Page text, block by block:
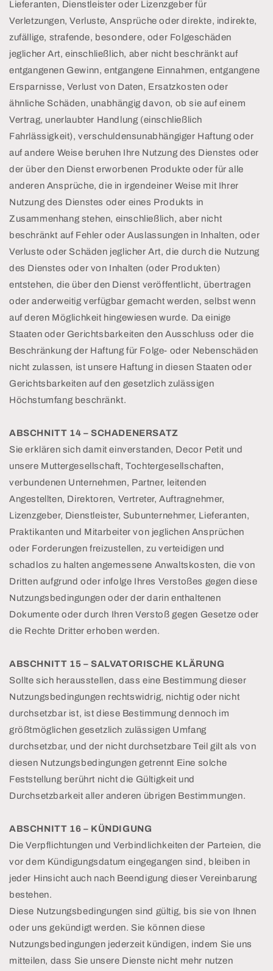
Lieferanten, Dienstleister oder Lizenzgeber für
Verletzungen, Verluste, Ansprüche oder direkte, indirekte,
zufällige, strafende, besondere, oder Folgeschäden
jeglicher Art, einschließlich, aber nicht beschränkt auf
entgangenen Gewinn, entgangene Einnahmen, entgangene
Ersparnisse, Verlust von Daten, Ersatzkosten oder
ähnliche Schäden, unabhängig davon, ob sie auf einem
Vertrag, unerlaubter Handlung (einschließlich
Fahrlässigkeit), verschuldensunabhängiger Haftung oder
auf andere Weise beruhen Ihre Nutzung des Dienstes oder
der über den Dienst erworbenen Produkte oder für alle
anderen Ansprüche, die in irgendeiner Weise mit Ihrer
Nutzung des Dienstes oder eines Produkts in
Zusammenhang stehen, einschließlich, aber nicht
beschränkt auf Fehler oder Auslassungen in Inhalten, oder
Verluste oder Schäden jeglicher Art, die durch die Nutzung
des Dienstes oder von Inhalten (oder Produkten)
entstehen, die über den Dienst veröffentlicht, übertragen
oder anderweitig verfügbar gemacht werden, selbst wenn
auf deren Möglichkeit hingewiesen wurde. Da einige
Staaten oder Gerichtsbarkeiten den Ausschluss oder die
Beschränkung der Haftung für Folge- oder Nebenschäden
nicht zulassen, ist unsere Haftung in diesen Staaten oder
Gerichtsbarkeiten auf den gesetzlich zulässigen
Höchstumfang beschränkt.
ABSCHNITT 14 – SCHADENERSATZ
Sie erklären sich damit einverstanden, Decor Petit und
unsere Muttergesellschaft, Tochtergesellschaften,
verbundenen Unternehmen, Partner, leitenden
Angestellten, Direktoren, Vertreter, Auftragnehmer,
Lizenzgeber, Dienstleister, Subunternehmer, Lieferanten,
Praktikanten und Mitarbeiter von jeglichen Ansprüchen
oder Forderungen freizustellen, zu verteidigen und
schadlos zu halten angemessene Anwaltskosten, die von
Dritten aufgrund oder infolge Ihres Verstoßes gegen diese
Nutzungsbedingungen oder der darin enthaltenen
Dokumente oder durch Ihren Verstoß gegen Gesetze oder
die Rechte Dritter erhoben werden.
ABSCHNITT 15 – SALVATORISCHE KLÄRUNG
Sollte sich herausstellen, dass eine Bestimmung dieser
Nutzungsbedingungen rechtswidrig, nichtig oder nicht
durchsetzbar ist, ist diese Bestimmung dennoch im
größtmöglichen gesetzlich zulässigen Umfang
durchsetzbar, und der nicht durchsetzbare Teil gilt als von
diesen Nutzungsbedingungen getrennt Eine solche
Feststellung berührt nicht die Gültigkeit und
Durchsetzbarkeit aller anderen übrigen Bestimmungen.
ABSCHNITT 16 – KÜNDIGUNG
Die Verpflichtungen und Verbindlichkeiten der Parteien, die
vor dem Kündigungsdatum eingegangen sind, bleiben in
jeder Hinsicht auch nach Beendigung dieser Vereinbarung
bestehen.
Diese Nutzungsbedingungen sind gültig, bis sie von Ihnen
oder uns gekündigt werden. Sie können diese
Nutzungsbedingungen jederzeit kündigen, indem Sie uns
mitteilen, dass Sie unsere Dienste nicht mehr nutzen